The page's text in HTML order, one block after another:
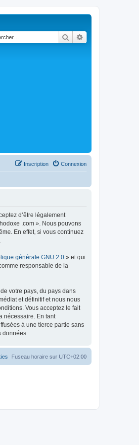
Rechercher
Connexion
Inscription
d’être légalement
.com ». Nous pouvons
En effet, si vous continuez
générale GNU 2.0 » et qui
responsable de la
votre pays, du pays dans
et définitif et nous nous
Vous acceptez le fait
nécessaire. En tant
à une tierce partie sans
données.
Fuseau horaire sur UTC+02:00